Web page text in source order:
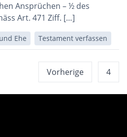
Ansprüchen – ½ des
Art. 471 Ziﬀ. […]
Ehe Testament verfassen
Vorherige 4